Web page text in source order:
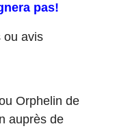
pas!
ou avis
Orphelin de
auprès de